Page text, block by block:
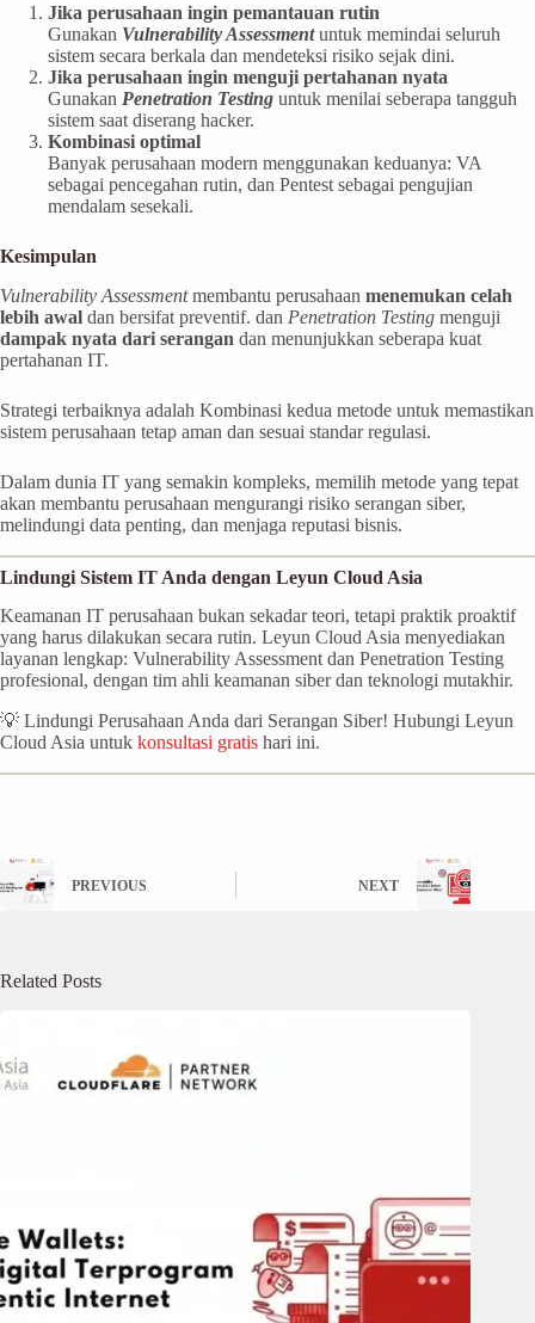
Jika perusahaan ingin pemantauan rutin
Gunakan Vulnerability Assessmentuntuk memindai seluruh
sistem secara berkala dan mendeteksi risiko sejak dini.
Jika perusahaan ingin menguji pertahanan nyata
Gunakan Penetration Testing untuk menilai seberapa tangguh
sistem saat diserang hacker.
Kombinasi optimal
Banyak perusahaan modern menggunakan keduanya: VA
sebagai pencegahan rutin, dan Pentest sebagai pengujian
mendalam sesekali.
Kesimpulan
Vulnerability Assessmentmembantu perusahaan menemukan celah
lebih awal dan bersifat preventif. dan Penetration Testing menguji
dampak nyata dari serangan dan menunjukkan seberapa kuat
pertahanan IT.
Strategi terbaiknya adalah Kombinasi kedua metode untuk memastikan
sistem perusahaan tetap aman dan sesuai standar regulasi.
Dalam dunia IT yang semakin kompleks, memilih metode yang tepat
akan membantu perusahaan mengurangi risiko serangan siber,
melindungi data penting, dan menjaga reputasi bisnis.
Lindungi Sistem IT Anda dengan Leyun Cloud Asia
Keamanan IT perusahaan bukan sekadar teori, tetapi praktik proaktif
yang harus dilakukan secara rutin. Leyun Cloud Asia menyediakan
layanan lengkap: Vulnerability Assessment dan Penetration Testing
profesional, dengan tim ahli keamanan siber dan teknologi mutakhir.
💡 Lindungi Perusahaan Anda dari Serangan Siber! Hubungi Leyun
Cloud Asia untuk konsultasi gratis hari ini.
PREVIOUS NEXT
Related Posts